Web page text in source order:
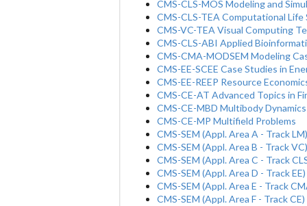
CMS-CLS-MOS Modeling and
CMS-CLS-TEA Computational
CMS-VC-TEA Visual Computing
CMS-CLS-ABI Applied
CMS-CMA-MODSEM Modeling
CMS-EE-SCEE Case Studies in
CMS-EE-REEP Resource
CMS-CE-AT Advanced Topics in
CMS-CE-MBD Multibody Dynamics
CMS-CE-MP Multifield Problems
CMS-SEM (Appl. Area A - Track
CMS-SEM (Appl. Area B - Track
CMS-SEM (Appl. Area C - Track
CMS-SEM (Appl. Area D - Track
CMS-SEM (Appl. Area E - Track
CMS-SEM (Appl. Area F - Track